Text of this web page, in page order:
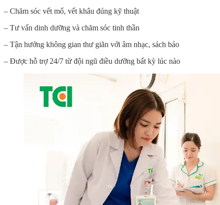
– Chăm sóc vết mổ, vết khâu đúng kỹ thuật
– Tư vấn dinh dưỡng và chăm sóc tinh thần
– Tận hưởng không gian thư giãn với âm nhạc, sách báo
– Được hỗ trợ 24/7 từ đội ngũ điều dưỡng bất kỳ lúc nào